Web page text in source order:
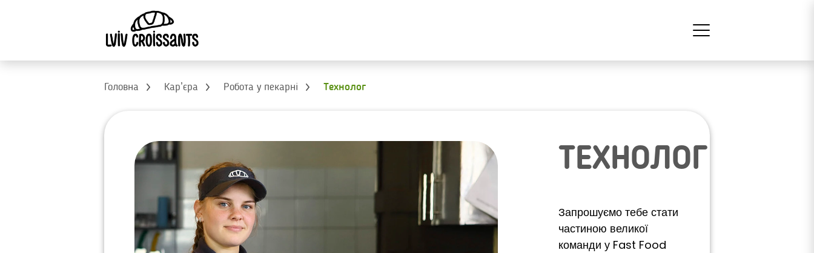
Головна Карʼєра Робота у пекарні Технолог
ТЕХНОЛОГ
Запрошуємо тебе стати
частиною великої
команди у Fast Food